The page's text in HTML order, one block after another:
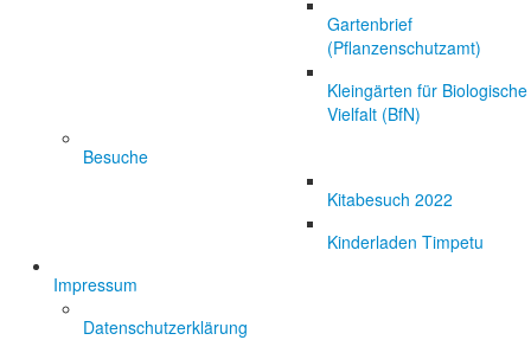
Gartenbrief
(Pflanzenschutzamt)
Kleingärten für Biologische
Vielfalt (BfN)
Besuche
Kitabesuch 2022
Kinderladen Timpetu
Impressum
Datenschutzerklärung